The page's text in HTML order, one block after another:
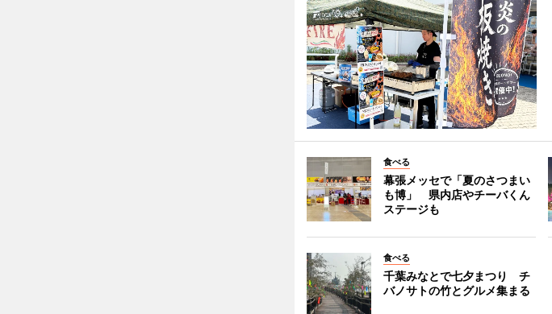
食べる
幕張メッセで「夏のさつまい
も博」 県内店やチーバくん
ステージも
食べる
千葉みなとで七夕まつり チ
バノサトの竹とグルメ集まる